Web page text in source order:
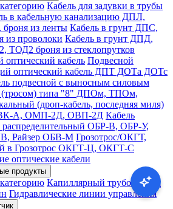
Кабель для задувки в трубы
в кабельную канализацию ДПЛ,
из ленты Кабель в грунт ДПС,
из проволоки Кабель в грунт ДПД,
броня из стеклопрутков
кабель Подвесной
оптический кабель ДПТ ДОТа ДОТс
подвесной с выносным силовым
(тросом) типа "8" ДПОм, ТПОм,
(дроп-кабель, последняя миля)
А, ОМП-2Д, ОВП-2Д Кабель
распределительный ОБР-В, ОБР-У,
Райзер ОБВ-М Грозотрос/ОКГТ,
в Грозотрос ОКГТ-Ц, ОКГТ-С
оптические кабели
продукты
Капиллярный трубопровод
Гидравлические линии управления